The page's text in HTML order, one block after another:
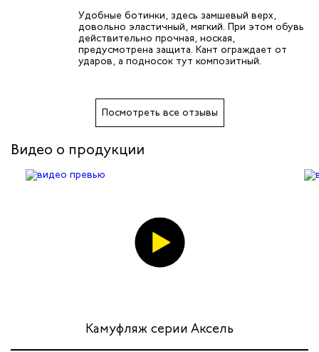
Удобные ботинки, здесь замшевый верх,
довольно эластичный, мягкий. При этом обувь
действительно прочная, ноская,
предусмотрена защита. Кант ограждает от
ударов, а подносок тут композитный.
Посмотреть все отзывы
Видео о продукции
Камуфляж серии Аксель